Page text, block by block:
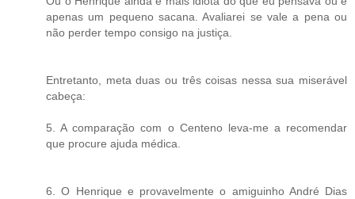
apenas um pequeno sacana. Avaliarei se vale a pena ou
não perder tempo consigo na justiça.
Entretanto, meta duas ou três coisas nessa sua miserável
cabeça:
5. A comparação com o Centeno leva-me a recomendar
que procure ajuda médica.
6. O Henrique e provavelmente o amiguinho André Dias